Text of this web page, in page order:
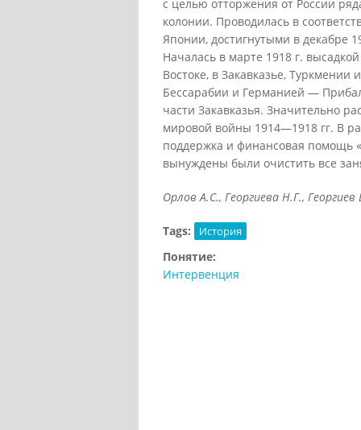
с целью отторжения от России
колонии. Проводилась в
Японии, достигнутыми в декабре
Началась в марте 1918 г.
Востоке, в Закавказье,
Бессарабии и Германией —
части Закавказья. Значительно
мировой войны 1914—1918 гг. В
поддержка и финансовая помощь
вынуждены были очистить все
Орлов А.С., Георгиева Н.Г.,
Tags: История
Понятие:
Интервенция